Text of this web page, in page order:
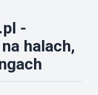
-
halach,